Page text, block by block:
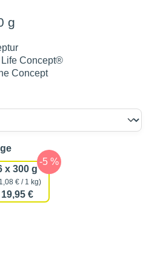
g
Concept®
Concept
auswählen
x 300 g
€ / 1 kg)
19,95 €